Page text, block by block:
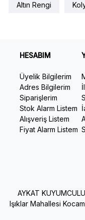
Altın Rengi
HESABIM
Üyelik Bilgilerim
Adres Bilgilerim
Siparişlerim
Stok Alarm Listem
Alışveriş Listem
Fiyat Alarm Listem
AYKAT
Işıklar Mahallesi